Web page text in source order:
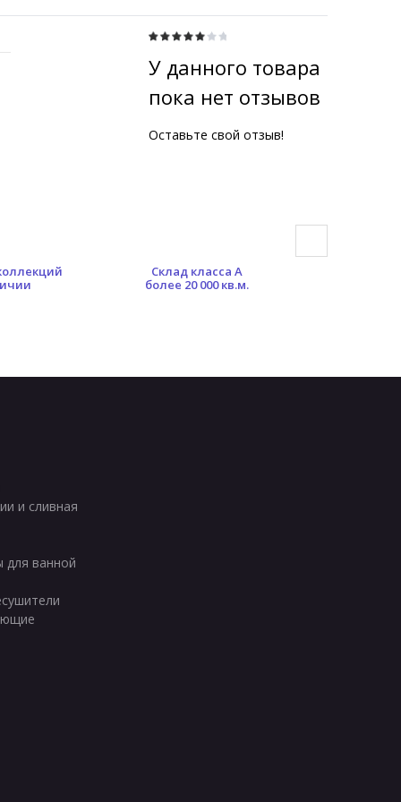
У данного товара
пока нет отзывов
Оставьте свой отзыв!
Склад класса А
более 20 000 кв.м.
и сливная
для ванной